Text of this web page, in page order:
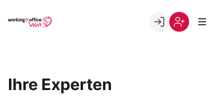
Go to landing page.
Ihre Experten